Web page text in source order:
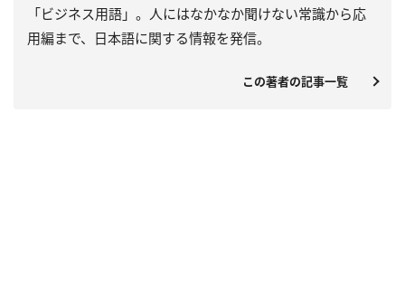
「ビジネス用語」。人にはなかなか聞けない常識から応
用編まで、日本語に関する情報を発信。
この著者の記事一覧